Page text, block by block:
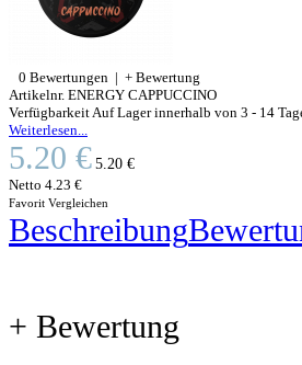
0 Bewertungen | + Bewertung
Artikelnr. ENERGY CAPPUCCINO
Verfügbarkeit Auf Lager innerhalb von 3 - 14
Weiterlesen...
5.20 € 5.20 €
Netto 4.23 €
Favorit Vergleichen
Beschreibung
+ Bewertung